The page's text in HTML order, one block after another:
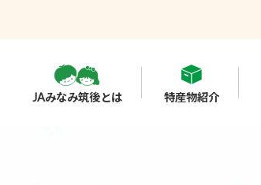
JAみなみ筑後とは 特産物紹介